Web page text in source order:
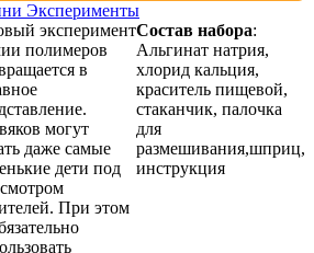
Эксперименты
эксперимент
полимеров
в
могут
даже самые
дети под
При этом
Состав набора:
Альгинат натрия,
хлорид кальция,
краситель пищевой,
стаканчик, палочка
для
размешивания,шприц,
инструкция